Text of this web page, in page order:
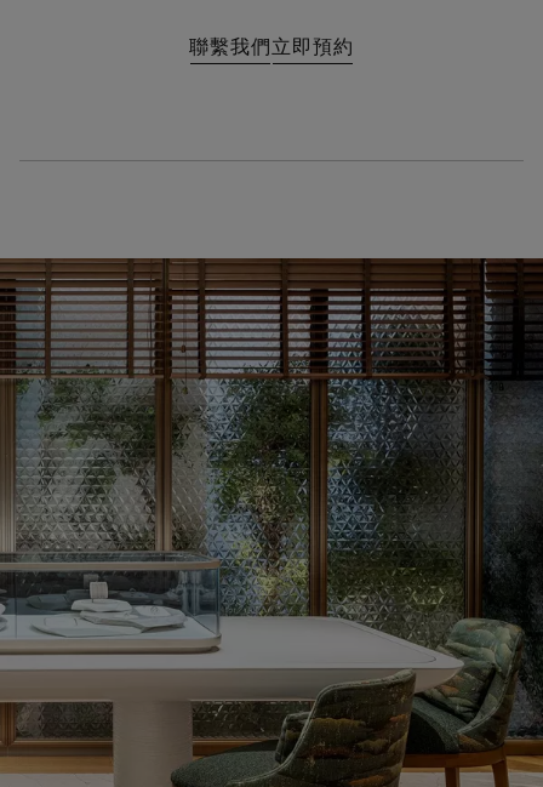
聯繫我們 立即預約